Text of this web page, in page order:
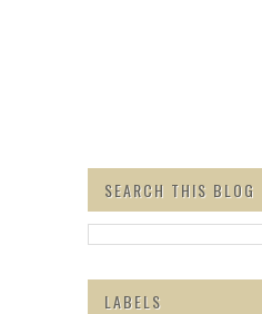
SEARCH THIS BLOG
LABELS